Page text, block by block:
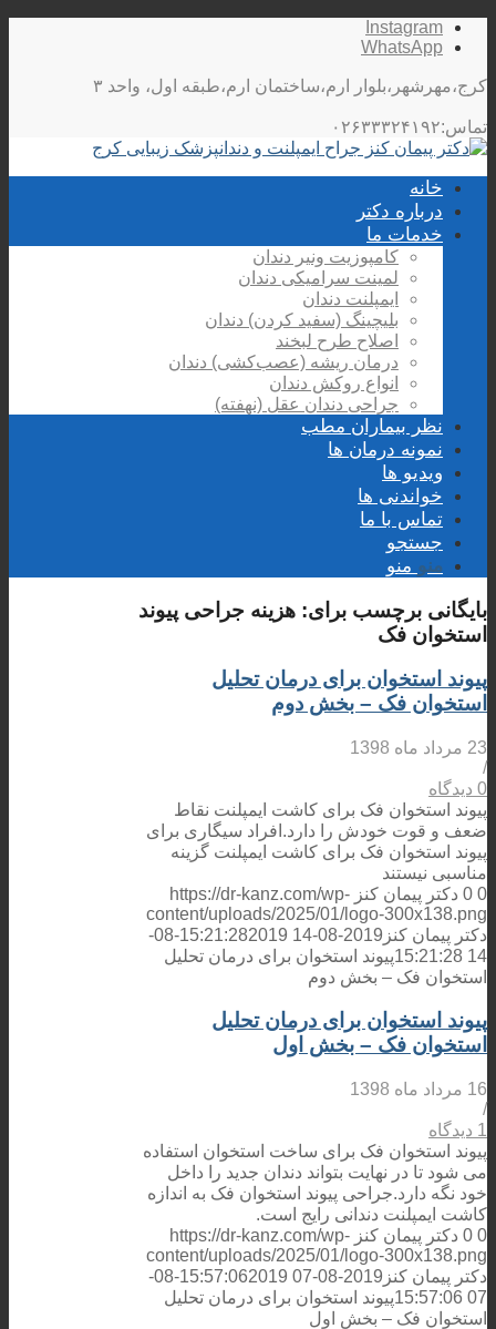
Instagram
WhatsApp
کرج،مهرشهر،بلوار ارم،ساختمان ارم،طبقه اول، واحد ۳
تماس:۰۲۶۳۳۳۲۴۱۹۲
خانه
درباره دکتر
خدمات ما
کامپوزیت ونیر دندان
لمینت سرامیکی دندان
ایمپلنت دندان
بلیچینگ (سفید کردن) دندان
اصلاح طرح لبخند
درمان ریشه (عصب‌کشی) دندان
انواع روکش دندان
جراحی دندان عقل (نهفته)
نظر بیماران مطب
نمونه درمان ها
ویدیو ها
خواندنی ها
تماس با ما
جستجو
منو منو
بایگانی برچسب برای: هزینه جراحی پیوند
استخوان فک
پیوند استخوان برای درمان تحلیل
استخوان فک – بخش دوم
23 مرداد ماه 1398
/
0 دیدگاه
پیوند استخوان فک برای کاشت ایمپلنت نقاط
ضعف و قوت خودش را دارد.افراد سیگاری برای
پیوند استخوان فک برای کاشت ایمپلنت گزینه
مناسبی نیستند
0
0 دکتر پیمان کنز https://dr-kanz.com/wp-
content/uploads/2025/01/logo-300x138.png
دکتر پیمان کنز 2019-08-14 15:21:28
2019-08-
14 15:21:28
پیوند استخوان برای درمان تحلیل
استخوان فک – بخش دوم
پیوند استخوان برای درمان تحلیل
استخوان فک – بخش اول
16 مرداد ماه 1398
/
1 دیدگاه
پیوند استخوان فک برای ساخت استخوان استفاده
می شود تا در نهایت بتواند دندان جدید را داخل
خود نگه دارد.جراحی پیوند استخوان فک به اندازه
کاشت ایمپلنت دندانی رایج است.
0
0 دکتر پیمان کنز https://dr-kanz.com/wp-
content/uploads/2025/01/logo-300x138.png
دکتر پیمان کنز 2019-08-07 15:57:06
2019-08-
07 15:57:06
پیوند استخوان برای درمان تحلیل
استخوان فک – بخش اول